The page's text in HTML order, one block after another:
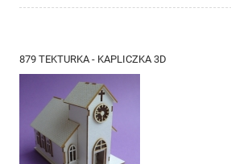
879 TEKTURKA - KAPLICZKA 3D